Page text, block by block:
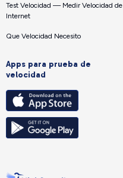
Test Velocidad — Medir Velocidad de
Internet
Que Velocidad Necesito
Apps para prueba de
velocidad